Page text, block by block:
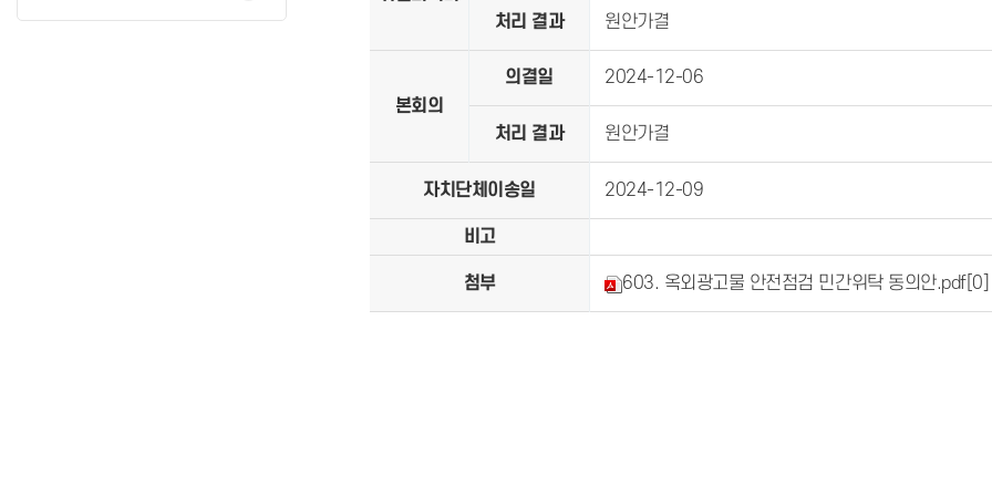
처리 결과
원안가결
본회의
의결일 2024-12-06
처리 결과 원안가결
자치단체이송일 2024-12-09
비고
첨부 603. 옥외광고물 안전점검 민간위탁 동의안.pdf[0]